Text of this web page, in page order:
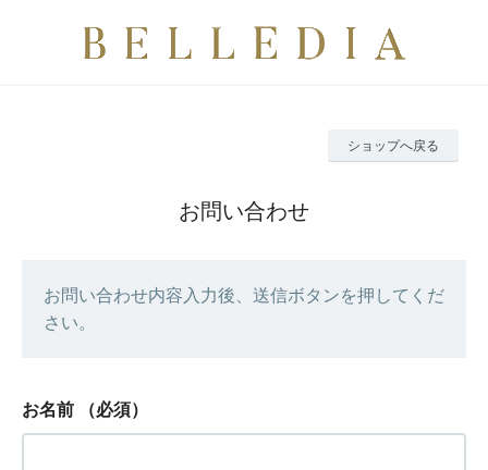
ショップへ戻る
お問い合わせ
お問い合わせ内容入力後、送信ボタンを押してくだ
さい。
お名前 （必須）